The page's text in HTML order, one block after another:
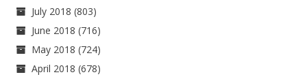
July 2018 (803)
June 2018 (716)
May 2018 (724)
April 2018 (678)